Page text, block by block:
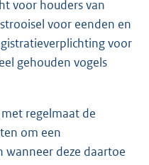
voor houders van
voor eenden en
voor
gehouden vogels
regelmaat de
om een
wanneer deze daartoe